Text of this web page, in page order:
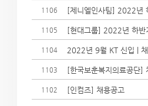
1106 [제니엘인사팀] 2022년
1105 [현대그룹] 2022년 하반
1104 2022년 9월 KT 신입 |
1103 [한국보훈복지의료공단]
1102 [인컴즈] 채용공고